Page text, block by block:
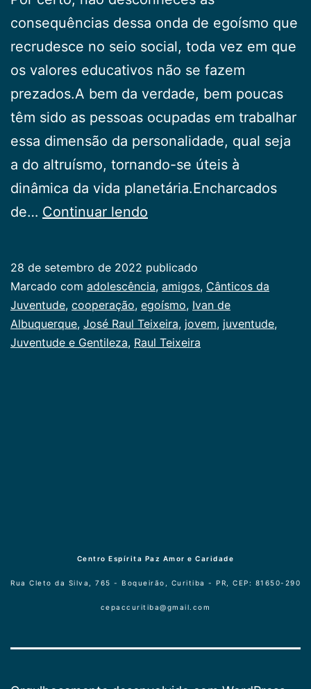
consequências dessa onda de egoísmo que
recrudesce no seio social, toda vez em que
os valores educativos não se fazem
prezados.A bem da verdade, bem poucas
têm sido as pessoas ocupadas em trabalhar
essa dimensão da personalidade, qual seja
a do altruísmo, tornando-se úteis à
dinâmica da vida planetária.Encharcados
de… Continuar lendo
28 de setembro de 2022 publicado
Categorizado
como
Juventude
Marcado com adolescência, amigos, Cânticos da
Juventude, cooperação, egoísmo, Ivan de
Albuquerque, José Raul Teixeira, jovem, juventude,
Juventude e Gentileza, Raul Teixeira
Centro Espírita Paz Amor e Caridade
Rua Cleto da Silva, 765 - Boqueirão, Curitiba - PR, CEP: 81650-290
cepaccuritiba@gmail.com